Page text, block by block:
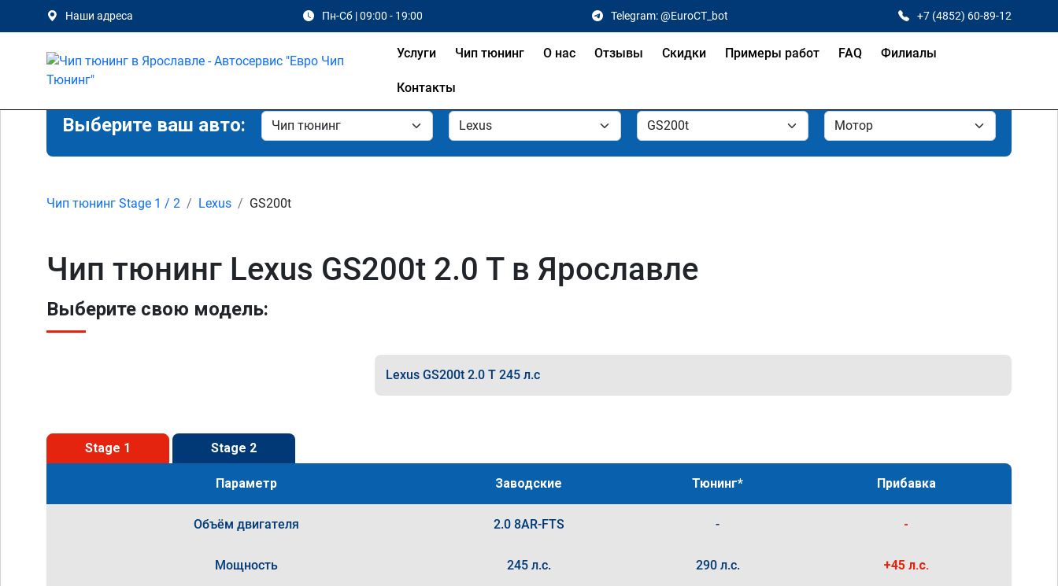
Наши адреса Пн-Сб | 09:00 - 19:00 Telegram: @EuroCT_bot +7 (4852) 60-89-12
Услуги Чип тюнинг О нас Отзывы Скидки Примеры работ FAQ Филиалы
Контакты
Выберите ваш авто:
Чип тюнинг Stage 1 / 2 Lexus GS200t
Чип тюнинг Lexus GS200t 2.0 T в Ярославле
Выберите свою модель:
Lexus GS200t 2.0 T 245 л.с
Stage 1 Stage 2
Параметр Заводские Тюнинг* Прибавка
Объём двигателя 2.0 8AR-FTS - -
Мощность 245 л.с. 290 л.с. +45 л.с.